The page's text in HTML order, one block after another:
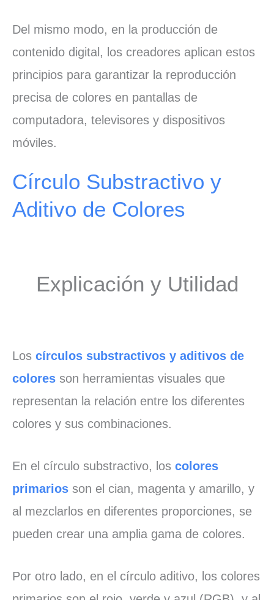
Del mismo modo, en la producción de
contenido digital, los creadores aplican estos
principios para garantizar la reproducción
precisa de colores en pantallas de
computadora, televisores y dispositivos
móviles.
Círculo Substractivo y
Aditivo de Colores
Explicación y Utilidad
Los círculos substractivos y aditivos de
colores son herramientas visuales que
representan la relación entre los diferentes
colores y sus combinaciones.
En el círculo substractivo, los colores
primarios son el cian, magenta y amarillo, y
al mezclarlos en diferentes proporciones, se
pueden crear una amplia gama de colores.
Por otro lado, en el círculo aditivo, los colores